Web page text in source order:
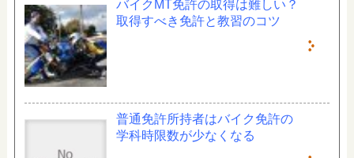
バイクMT免許の取得は難しい？
取得すべき免許と教習のコツ
普通免許所持者はバイク免許の
学科時限数が少なくなる